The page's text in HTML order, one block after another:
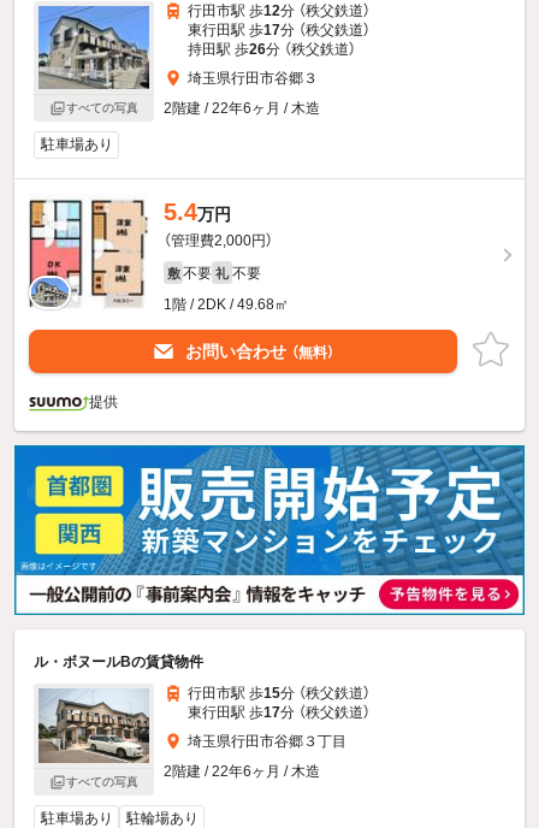
すべての写真
行田市駅 歩12分 （秩父鉄道）
東行田駅 歩17分 （秩父鉄道）
持田駅 歩26分 （秩父鉄道）
埼玉県行田市谷郷３
2階建 / 22年6ヶ月 / 木造
駐車場あり
5.4万円
（管理費2,000円）
敷 不要 礼 不要
1階 / 2DK / 49.68㎡
お問い合わせ （無料）
提供
ル・ボヌールBの賃貸物件
すべての写真
行田市駅 歩15分 （秩父鉄道）
東行田駅 歩17分 （秩父鉄道）
埼玉県行田市谷郷３丁目
2階建 / 22年6ヶ月 / 木造
駐車場あり 駐輪場あり